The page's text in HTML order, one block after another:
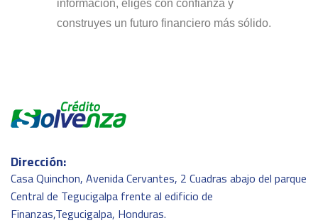
información, eliges con confianza y
construyes un futuro financiero más sólido.
Dirección:
Casa Quinchon, Avenida Cervantes, 2 Cuadras abajo del parque
Central de Tegucigalpa frente al edificio de
Finanzas,Tegucigalpa, Honduras.